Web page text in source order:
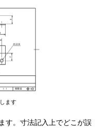
ます
す。寸法記入上でどこが誤